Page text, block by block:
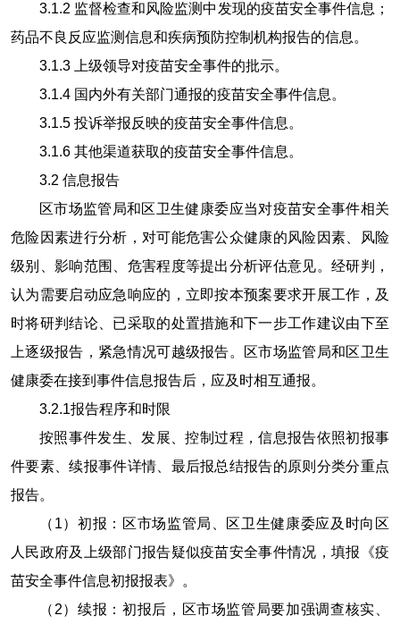
3.1.2 监督检查和风险监测中发现的疫苗安全事件信息；
药品不良反应监测信息和疾病预防控制机构报告的信息。
3.1.3
上级领导对疫苗安全事件的批示。
3.1.4 国内外有关部门通报的疫苗安全事件信息。
3.1.5 投诉举报反映的疫苗安全事件信息。
3.1.6 其他渠道获取的疫苗安全事件信息。
3.2 信息报告
区市场监管局和区卫生健康委应当对疫苗安全事件相关
危险因素进行分析，对可能危害公众健康的风险因素、风险
级别、影响范围、危害程度等提出分析评估意见。经研判，
认为需要启动应急响应的，立即按本预案要求开展工作，及
时将研判结论、已采取的处置措施和下一步工作建议由下至
上逐级报告，紧急情况可越级报告。区市场监管局和区卫生
健康委在接到事件信息报告后，应及时相互通报。
3.2.1报告程序和时限
按照事件发生、发展、控制过程，信息报告依照初报事
件要素、续报事件详情、最后报总结报告的原则分类分重点
报告。
（ 1）初报：区市场监管局、区卫生健康委应及时向区
人民政府及上级部门报告疑似疫苗安全事件情况，填报《疫
苗安全事件信息初报报表》。
（ 2）续报：初报后，区市场监管局要加强调查核实、